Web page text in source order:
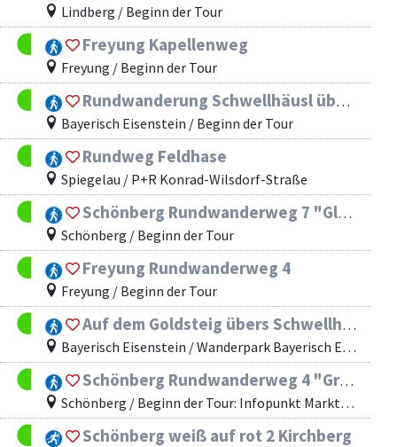
Lindberg / Beginn der Tour
Freyung Kapellenweg
Freyung / Beginn der Tour
Rundwanderung Schwellhäusl über Hans-Watzlik- Hain und Schwellbach
Bayerisch Eisenstein / Beginn der Tour
Rundweg Feldhase
Spiegelau / P+R Konrad-Wilsdorf-Straße
Schönberg Rundwanderweg 7 "Glotzing"
Schönberg / Beginn der Tour
Freyung Rundwanderweg 4
Freyung / Beginn der Tour
Auf dem Goldsteig übers Schwellhäusl nach Zwieselerwaldhaus
Bayerisch Eisenstein / Wanderpark Bayerisch Eisenstein
Schönberg Rundwanderweg 4 "Große Kadernberg Runde"
Schönberg / Beginn der Tour: Infopunkt Marktplatz Schönberg
Schönberg weiß auf rot 2 Kirchberg